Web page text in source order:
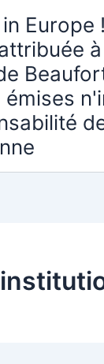
Europe
émises